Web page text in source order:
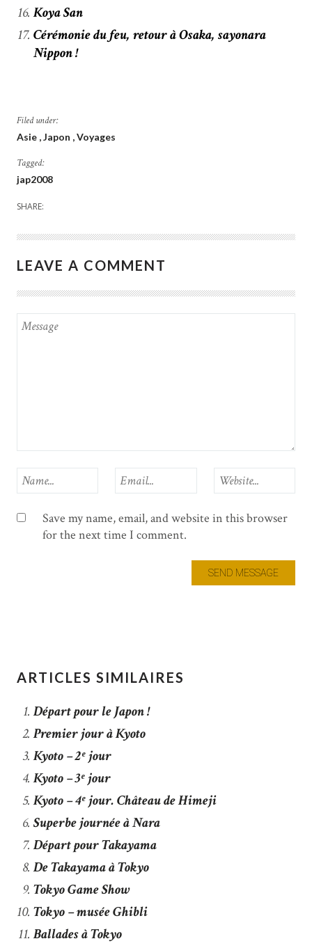
Koya San
Cérémonie du feu, retour à Osaka, sayonara
Nippon !
Filed under:
Asie Japon Voyages
Tagged:
jap2008
SHARE:
LEAVE A COMMENT
Save my name, email, and website in this browser
for the next time I comment.
ARTICLES SIMILAIRES
Départ pour le Japon !
Premier jour à Kyoto
Kyoto – 2ᵉ jour
Kyoto – 3ᵉ jour
Kyoto – 4ᵉ jour. Château de Himeji
Superbe journée à Nara
Départ pour Takayama
De Takayama à Tokyo
Tokyo Game Show
Tokyo – musée Ghibli
Ballades à Tokyo